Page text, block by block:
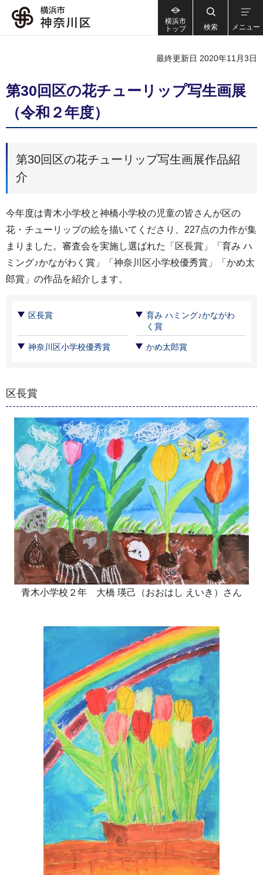
横浜市
トップ
検索 メニュー
最終更新日 2020年11月3日
第30回区の花チューリップ写生画展
（令和２年度）
第30回区の花チューリップ写生画展作品紹
介
今年度は青木小学校と神橋小学校の児童の皆さんが区の
花・チューリップの絵を描いてくださり、227点の力作が集
まりました。審査会を実施し選ばれた「区長賞」「育み ハ
ミング♪かながわく賞」「神奈川区小学校優秀賞」「かめ太
郎賞」の作品を紹介します。
区長賞
育み ハミング♪かながわ
く賞
神奈川区小学校優秀賞 かめ太郎賞
区長賞
青木小学校２年 大橋 瑛己（おおはし えいき）さん